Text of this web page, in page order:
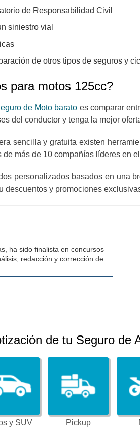
de Responsabilidad Civil
siniestro vial
de otros tipos de seguros y
para motos 125cc?
de Moto barato es comparar
del conductor y tenga la mejor
sencilla y gratuita existen
más de 10 compañías líderes en
personalizados basados en una
descuentos y promociones
ha sido finalista en concursos
redacción y corrección de
de tu Seguro de
y SUV Pickup